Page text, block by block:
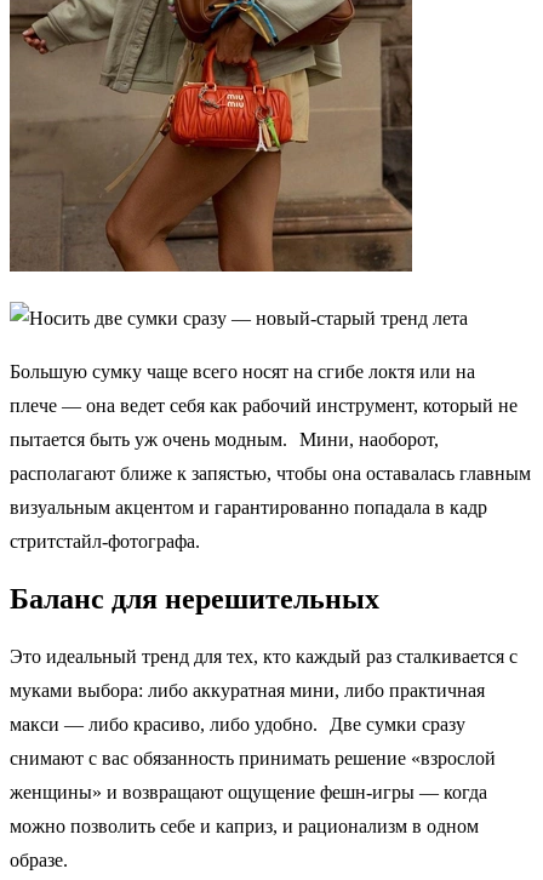
Большую сумку чаще всего носят на сгибе локтя или на
плече — она ведет себя как рабочий инструмент, который не
пытается быть уж очень модным. Мини, наоборот,
располагают ближе к запястью, чтобы она оставалась главным
визуальным акцентом и гарантированно попадала в кадр
стритстайл‑фотографа.
Баланс для нерешительных
Это идеальный тренд для тех, кто каждый раз сталкивается с
муками выбора: либо аккуратная мини, либо практичная
макси — либо красиво, либо удобно. Две сумки сразу
снимают с вас обязанность принимать решение «взрослой
женщины» и возвращают ощущение фешн‑игры — когда
можно позволить себе и каприз, и рационализм в одном
образе.